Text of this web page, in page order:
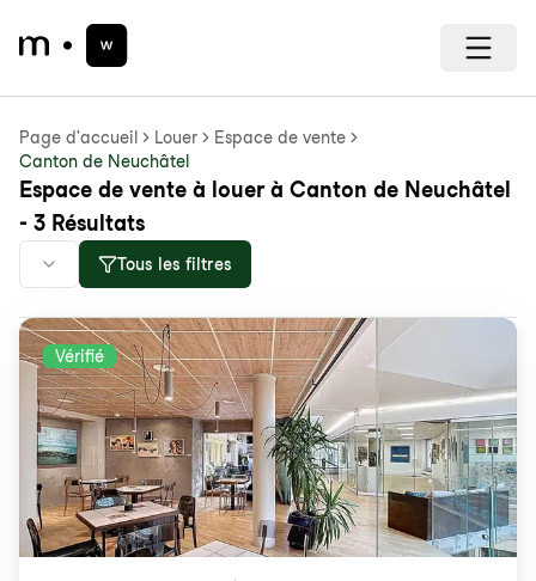
Page d'accueil Louer
Espace de vente
Canton de Neuchâtel
Espace de vente à louer à Canton de Neuchâtel
- 3 Résultats
Tous les filtres
Vérifié